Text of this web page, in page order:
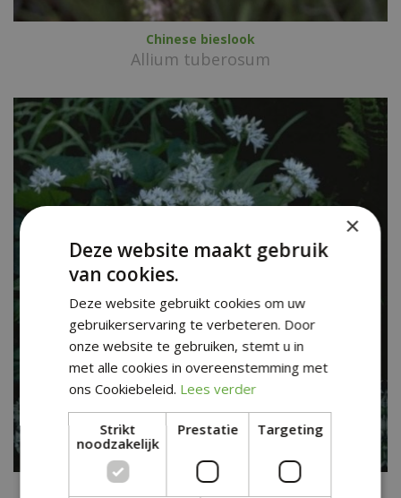
Chinese bieslook
Allium tuberosum
×
Deze website maakt gebruik
van cookies.
Deze website gebruikt cookies om uw
gebruikerservaring te verbeteren. Door
onze website te gebruiken, stemt u in
met alle cookies in overeenstemming met
ons Cookiebeleid. Lees verder
Strikt
noodzakelijk
Prestatie Targeting